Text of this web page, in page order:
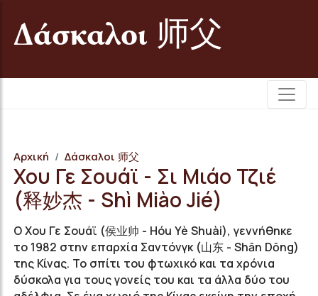
Δάσκαλοι 师父
Αρχική Δάσκαλοι 师父
Χου Γε Σουάϊ - Σι Μιάο Τζιέ
(释妙杰 - Shì Miào Jié)
O Χου Γε Σουάϊ (侯业帅 - Hóu Yè Shuài), γεννήθηκε
το 1982 στην επαρχία Σαντόνγκ (山东 - Shān Dōng)
της Κίνας. Το σπίτι του φτωχικό και τα χρόνια
δύσκολα για τους γονείς του και τα άλλα δύο του